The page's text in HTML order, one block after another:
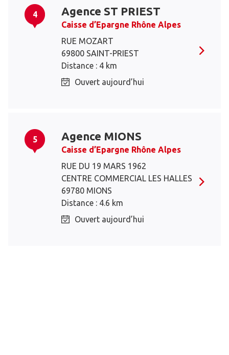
4 Agence ST PRIEST
Caisse d’Epargne Rhône Alpes
RUE MOZART
69800 SAINT-PRIEST
Distance : 4 km
Ouvert aujourd’hui
5 Agence MIONS
Caisse d’Epargne Rhône Alpes
RUE DU 19 MARS 1962
CENTRE COMMERCIAL LES HALLES
69780 MIONS
Distance : 4.6 km
Ouvert aujourd’hui